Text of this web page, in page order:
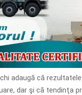
adaugă că
dar şi că tendinţa